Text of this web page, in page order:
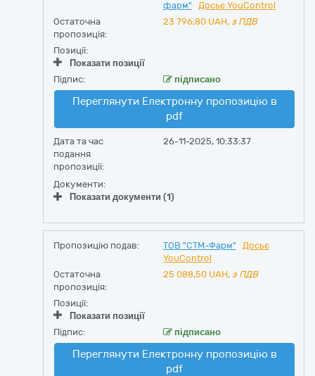
фарм"
Досьє YouControl
Остаточна
пропозиція:
23 796,80 UAH, з ПДВ
Позиції:
Показати позиції
Підпис:
підписано
Переглянути Електронну пропозицію в
pdf
Дата та час
подання
пропозиції:
26-11-2025, 10:33:37
Документи:
Показати документи (1)
Пропозицію подав: ТОВ "СТМ-Фарм"
Досьє
YouControl
Остаточна
пропозиція:
25 088,50 UAH, з ПДВ
Позиції:
Показати позиції
Підпис:
підписано
Переглянути Електронну пропозицію в
pdf